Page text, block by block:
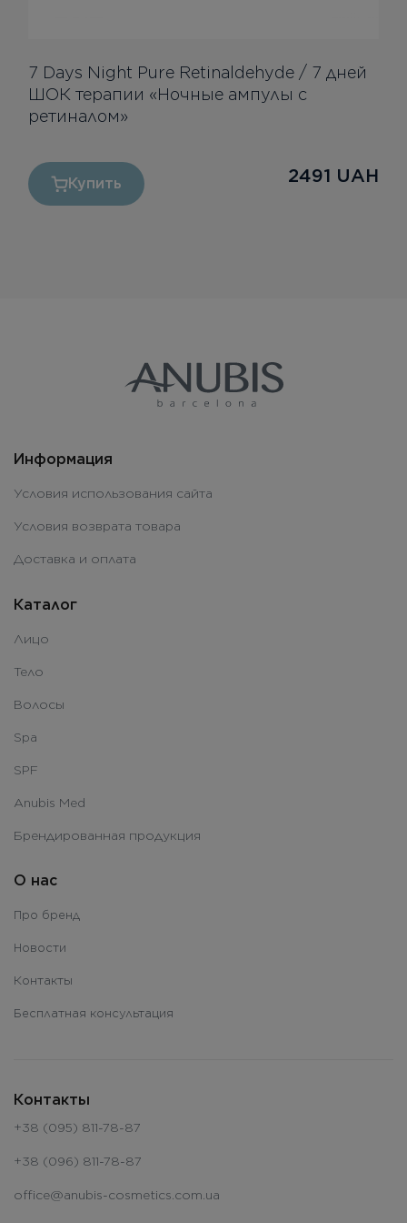
7 Days Night Pure Retinaldehyde / 7 дней
ШОК терапии «Ночные ампулы с
ретиналом»
2491 UAH
Купить
Информация
Условия использования сайта
Условия возврата товара
Доставка и оплата
Каталог
Лицо
Тело
Волосы
Spa
SPF
Anubis Med
Брендированная продукция
О нас
Про бренд
Новости
Контакты
Бесплатная консультация
Контакты
+38 (095) 811-78-87
+38 (096) 811-78-87
office@anubis-cosmetics.com.ua